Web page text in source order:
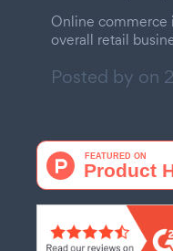
Online commerce
overall retail
Posted by on